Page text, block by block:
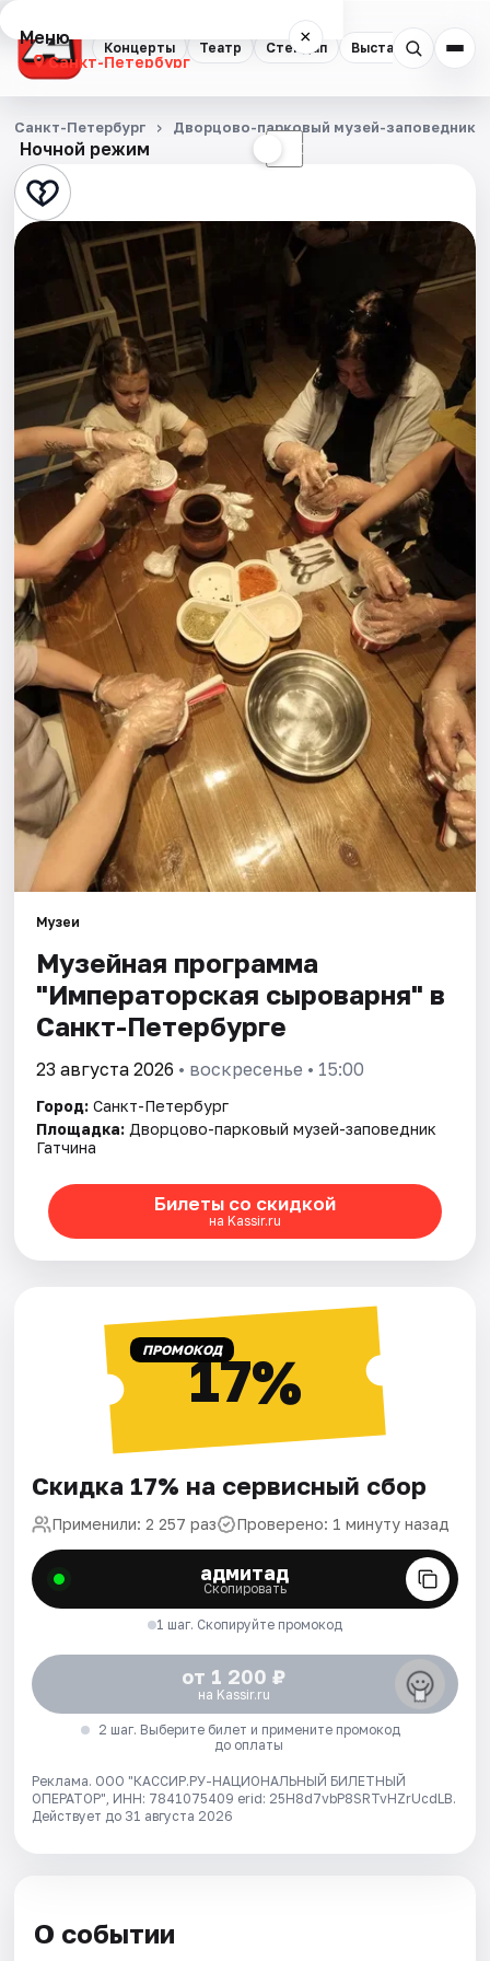
Концерты Театр Стендап Выставки
Меню ×
Санкт-Петербург
Концерты
Театр
Стендап
Выставки
Квесты
Экскурсии
Спорт
События
Города
Площадки
Артисты
Рейтинги
Ночной режим ☾
Санкт-Петербург Дворцово-парковый музей-заповедник
Музеи
Музейная программа
"Императорская сыроварня" в
Санкт-Петербурге
23 августа 2026 • воскресенье • 15:00
Город: Санкт-Петербург
Площадка: Дворцово-парковый музей-заповедник
Гатчина
Билеты со скидкой
на Kassir.ru
ПРОМОКОД17%
Скидка 17% на сервисный сбор
Применили: 2 257 раз Проверено: 1 минуту назад
адмитад
Скопировать
1 шаг. Скопируйте промокод
от 1 200 ₽
на Kassir.ru
2 шаг. Выберите билет и примените промокод
до оплаты
Реклама. ООО "КАССИР.РУ-НАЦИОНАЛЬНЫЙ БИЛЕТНЫЙ
ОПЕРАТОР", ИНН: 7841075409 erid: 25H8d7vbP8SRTvHZrUcdLB.
Действует до 31 августа 2026
О событии